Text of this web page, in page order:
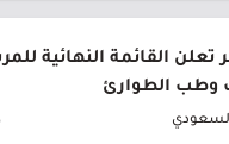
تعلن القائمة النهائية
وطب الطوارئ
السعودي